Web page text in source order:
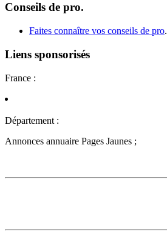
Conseils de pro.
Faites connaître vos conseils de pro.
Liens sponsorisés
France :
Département :
Annonces annuaire Pages Jaunes ;